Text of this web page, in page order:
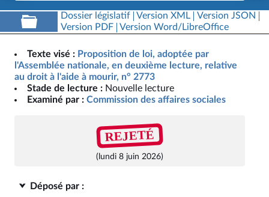
Dossier législatif Version XML
Version JSON
Version PDF
Version Word/LibreOffice
Texte visé : Proposition de loi, adoptée par
l'Assemblée nationale, en deuxième lecture, relative
au droit à l'aide à mourir, n° 2773
Stade de lecture : Nouvelle lecture
Examiné par : Commission des affaires sociales
REJETÉ
(lundi 8 juin 2026)
Déposé par :